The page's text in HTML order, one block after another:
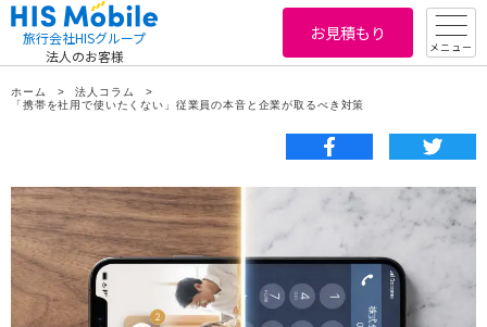
旅行会社HISグループ
法人のお客様
お見積もり
メニュー
ホーム
法人コラム
「携帯を社用で使いたくない」従業員の本音と企業が取るべき対策